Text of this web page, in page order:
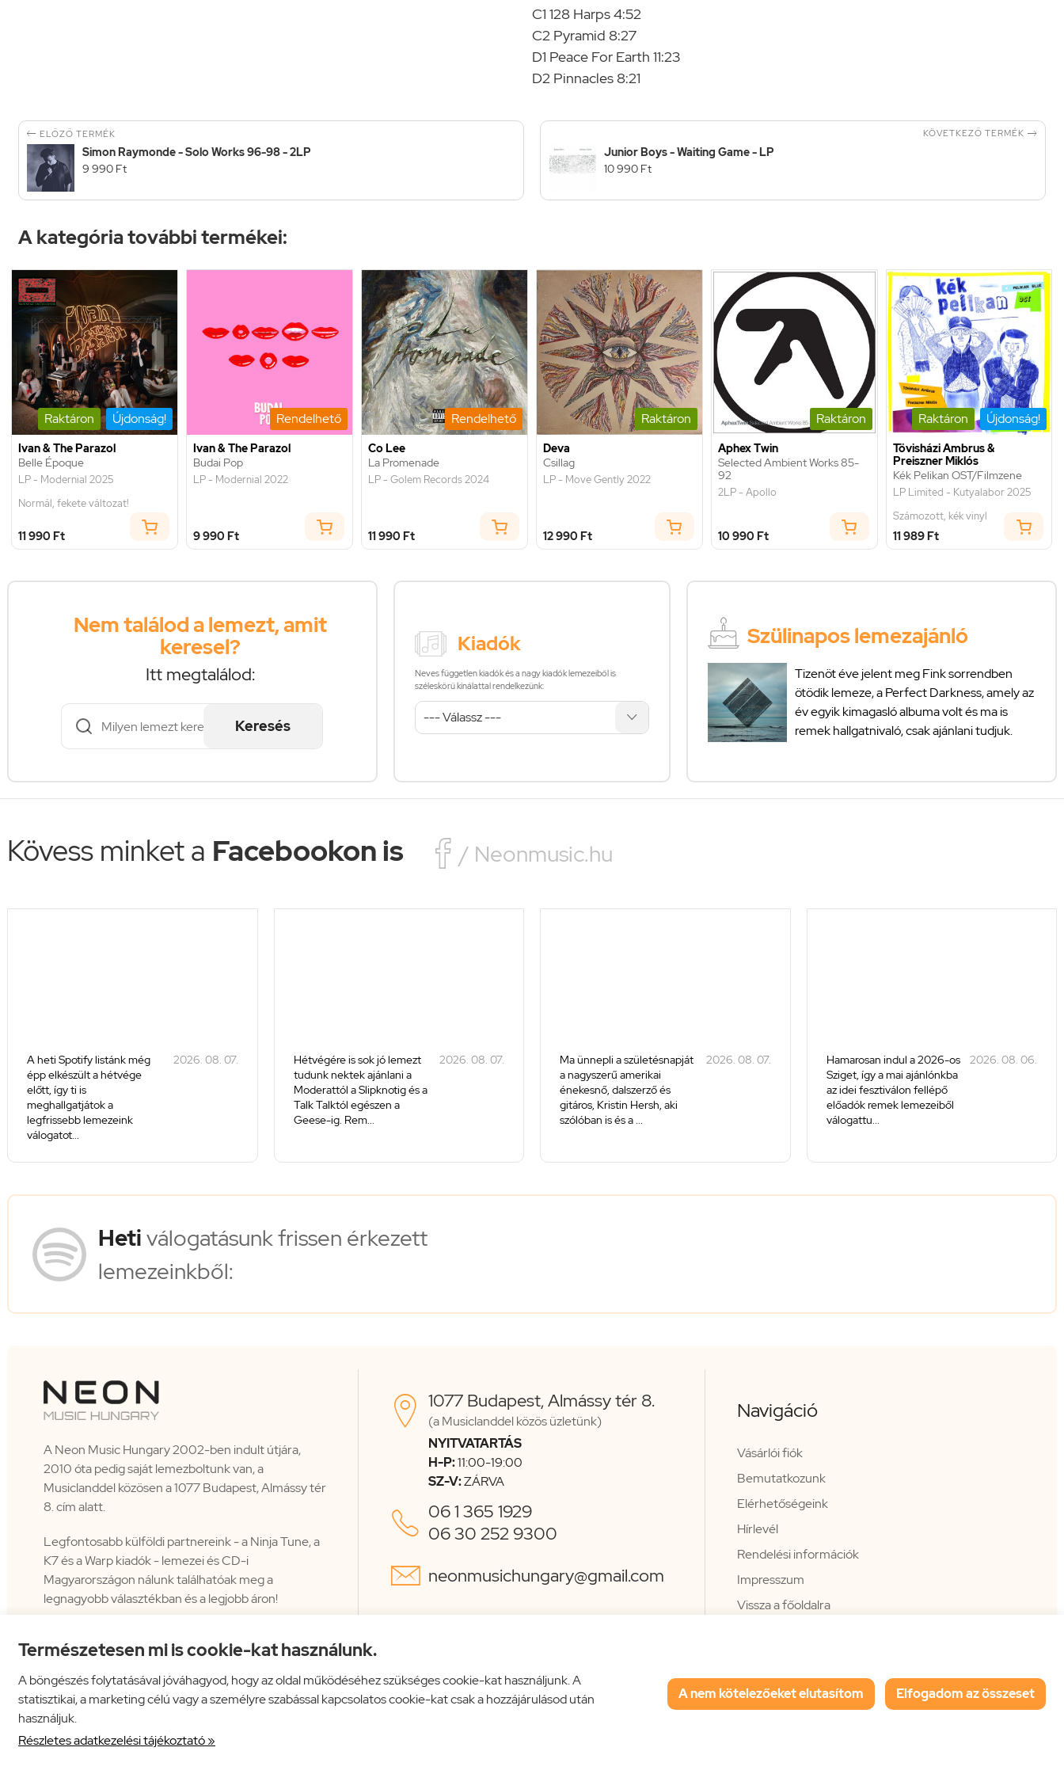
Természetesen mi is cookie-kat használunk.
A böngészés folytatásával jóváhagyod, hogy az oldal működéséhez szükséges cookie-kat használjunk. A
statisztikai, a marketing célú vagy a személyre szabással kapcsolatos cookie-kat csak a hozzájárulásod után
használjuk.
Részletes adatkezelési tájékoztató »
A nem kötelezőeket elutasítom Elfogadom az összeset
C1 128 Harps 4:52
C2 Pyramid 8:27
D1 Peace For Earth 11:23
D2 Pinnacles 8:21
 ELŐZŐ TERMÉK
Simon Raymonde - Solo Works 96-98 - 2LP
9 990 Ft
KÖVETKEZŐ TERMÉK 
Junior Boys - Waiting Game - LP
10 990 Ft
A kategória további termékei:
Raktáron Újdonság!
Ivan & The Parazol
Belle Époque
LP - Modernial 2025
Normál, fekete változat!
11 990 Ft
Rendelhető
Ivan & The Parazol
Budai Pop
LP - Modernial 2022
9 990 Ft
Rendelhető
Co Lee
La Promenade
LP - Golem Records 2024
11 990 Ft
Raktáron
Deva
Csillag
LP - Move Gently 2022
12 990 Ft
Raktáron
Aphex Twin
Selected Ambient Works 85-
92
2LP - Apollo
10 990 Ft
Raktáron Újdonság!
Tövisházi Ambrus &
Preiszner Miklós
Kék Pelikan OST/Filmzene
LP Limited - Kutyalabor 2025
Számozott, kék vinyl
11 989 Ft
Nem találod a lemezt, amit
keresel?
Itt megtalálod:
Keresés
Kiadók
Neves független kiadók és a nagy kiadók lemezeiből is
széleskörű kínálattal rendelkezünk:
Szülinapos lemezajánló
Tizenöt éve jelent meg Fink sorrendben
ötödik lemeze, a Perfect Darkness, amely az
év egyik kimagasló albuma volt és ma is
remek hallgatnivaló, csak ajánlani tudjuk.
Kövess minket a Facebookon is  / Neonmusic.hu
A heti Spotify listánk még
épp elkészült a hétvége
előtt, így ti is
meghallgatjátok a
legfrissebb lemezeink
válogatot...
2026. 08. 07.
Hétvégére is sok jó lemezt
tudunk nektek ajánlani a
Moderattól a Slipknotig és a
Talk Talktól egészen a
Geese-ig. Rem...
2026. 08. 07.
Ma ünnepli a születésnapját
a nagyszerű amerikai
énekesnő, dalszerző és
gitáros, Kristin Hersh, aki
szólóban is és a ...
2026. 08. 07.
Hamarosan indul a 2026-os
Sziget, így a mai ajánlónkba
az idei fesztiválon fellépő
előadók remek lemezeiből
válogattu...
2026. 08. 06.
Hetiválogatásunk frissen érkezett
lemezeinkből:
A Neon Music Hungary 2002-ben indult útjára,
2010 óta pedig saját lemezboltunk van, a
Musiclanddel közösen a 1077 Budapest, Almássy tér
8. cím alatt.
Legfontosabb külföldi partnereink - a Ninja Tune, a
K7 és a Warp kiadók - lemezei és CD-i
Magyarországon nálunk találhatóak meg a
legnagyobb választékban és a legjobb áron!
 1077 Budapest, Almássy tér 8.
(a Musiclanddel közös üzletünk)
NYITVATARTÁS
H-P:11:00-19:00
SZ-V:ZÁRVA
 06 1 365 1929
06 30 252 9300
 neonmusichungary@gmail.com
Navigáció
Vásárlói fiók
Bemutatkozunk
Elérhetőségeink
Hírlevél
Rendelési információk
Impresszum
Vissza a főoldalra
Neon Music Hungary Bt. ÁSZF